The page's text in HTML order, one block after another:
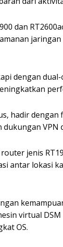
dan
dengan
hadir
jenis
antar lokasi
virtual
OS.